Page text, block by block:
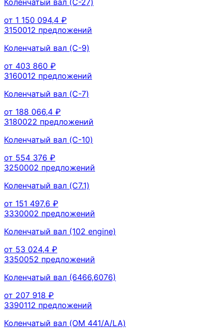
от 1 150 094,4 ₽
3150012 предложений
Коленчатый вал (C-9)
от 403 860 ₽
3160012 предложений
Коленчатый вал (C-7)
от 188 066,4 ₽
3180022 предложений
Коленчатый вал (C-10)
от 554 376 ₽
3250002 предложений
Коленчатый вал (C7.1)
от 151 497,6 ₽
3330002 предложений
Коленчатый вал (102 engine)
от 53 024,4 ₽
3350052 предложений
Коленчатый вал (6466,6076)
от 207 918 ₽
3390112 предложений
Коленчатый вал (OM 441/A/LA)